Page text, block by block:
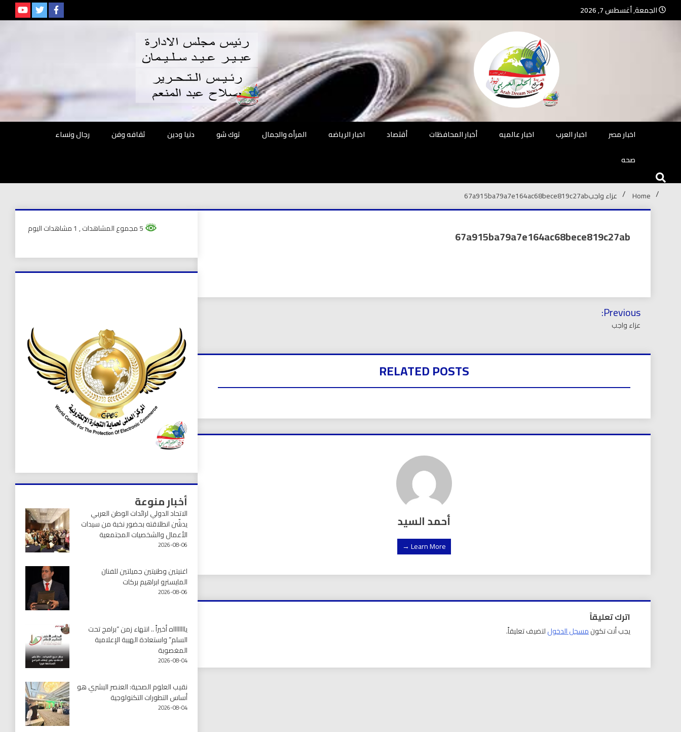
الجمعة, أغسطس 7, 2026
جريدة الحلم
العربي نيوز
جريدة مستقلة – صحافة تضيئ لك الواقع
اخبار مصر
اخبار العرب اخبار عالميه أخبار المحافظات أقتصاد اخبار الرياضه المرأه والجمال توك شو دنيا ودين ثقافه وفن
رجال ونساء
صحه
Home عزاء واجب67a915ba79a7e164ac68bece819c27ab
67a915ba79a7e164ac68bece819c27ab
تصفّح
المقالات
Previous:
عزاء واجب
RELATED POSTS
أحمد السيد
Learn More →
اترك تعليقاً
يجب أنت تكونمسجل الدخوللتضيف تعليقاً.
, 1 مشاهدات اليوم
أخبار منوعة
الاتحاد الدولي لرائدات الوطن العربي
يدشّن انطلاقته بحضور نخبة من سيدات
الأعمال والشخصيات المجتمعية
2026-08-06
اغنيتين وطنيتين جميلتين للفنان
المايسترو ابراهيم بركات
2026-08-06
يااااااااه أخيراً .. انتهاء زمن “برامج تحت
السلم” واستعادة الهيبة الإعلامية
المغصوبة
2026-08-04
نقيب العلوم الصحية: العنصر البشري هو
أساس التطورات التكنولوجية
2026-08-04